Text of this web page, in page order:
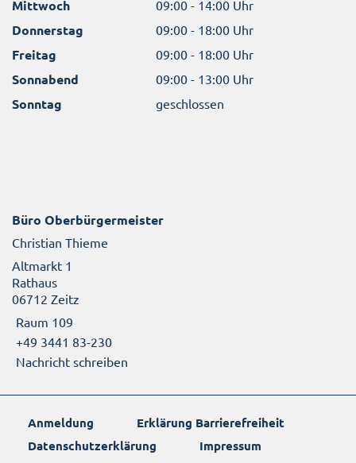
Mittwoch 09:00 - 14:00 Uhr
Donnerstag 09:00 - 18:00 Uhr
Freitag 09:00 - 18:00 Uhr
Sonnabend 09:00 - 13:00 Uhr
Sonntag geschlossen
Büro Oberbürgermeister
Christian Thieme
Altmarkt 1
Rathaus
06712 Zeitz
Raum 109
+49 3441 83-230
Nachricht schreiben
Anmeldung
Erklärung Barrierefreiheit
Datenschutzerklärung
Impressum